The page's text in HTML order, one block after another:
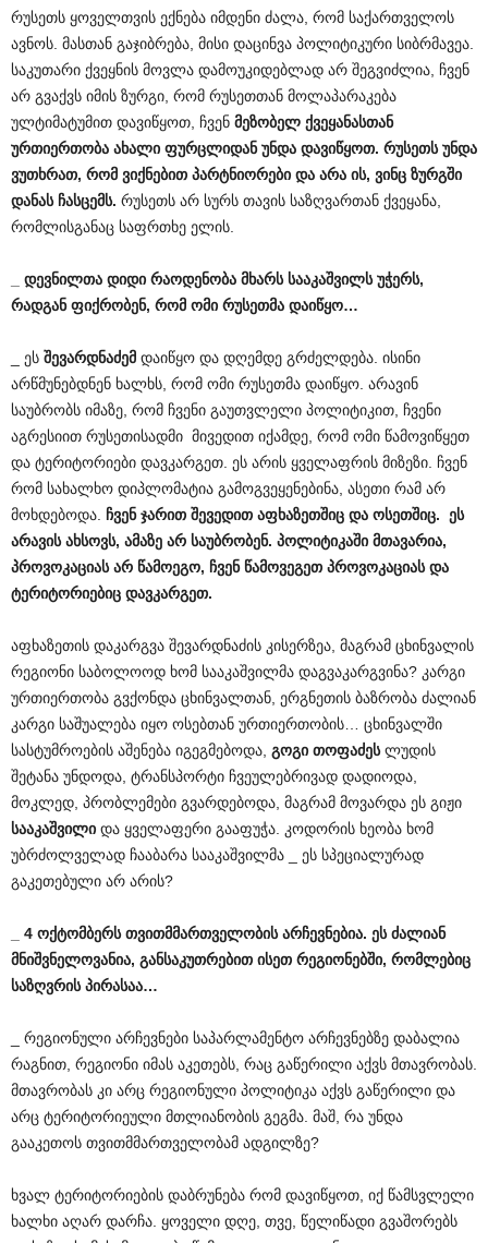
რუსეთს ყოველთვის ექნება იმდენი ძალა, რომ საქართველოს
ავნოს. მასთან გაჯიბრება, მისი დაცინვა პოლიტიკური სიბრმავეა.
საკუთარი ქვეყნის მოვლა დამოუკიდებლად არ შეგვიძლია, ჩვენ
არ გვაქვს იმის ზურგი, რომ რუსეთთან მოლაპარაკება
ულტიმატუმით დავიწყოთ, ჩვენ მეზობელ ქვეყანასთან
ურთიერთობა ახალი ფურცლიდან უნდა დავიწყოთ. რუსეთს უნდა
ვუთხრათ, რომ ვიქნებით პარტნიორები და არა ის, ვინც ზურგში
დანას ჩასცემს. რუსეთს არ სურს თავის საზღვართან ქვეყანა,
რომლისგანაც საფრთხე ელის.
_ დევნილთა დიდი რაოდენობა მხარს სააკაშვილს უჭერს,
რადგან ფიქრობენ, რომ ომი რუსეთმა დაიწყო…
_ ეს შევარდნაძემ დაიწყო და დღემდე გრძელდება. ისინი
არწმუნებდნენ ხალხს, რომ ომი რუსეთმა დაიწყო. არავინ
საუბრობს იმაზე, რომ ჩვენი გაუთვლელი პოლიტიკით, ჩვენი
აგრესიით რუსეთისადმი მივედით იქამდე, რომ ომი წამოვიწყეთ
და ტერიტორიები დავკარგეთ. ეს არის ყველაფრის მიზეზი. ჩვენ
რომ სახალხო დიპლომატია გამოგვეყენებინა, ასეთი რამ არ
მოხდებოდა. ჩვენ ჯარით შევედით აფხაზეთშიც და ოსეთშიც. ეს
არავის ახსოვს, ამაზე არ საუბრობენ. პოლიტიკაში მთავარია,
პროვოკაციას არ წამოეგო, ჩვენ წამოვეგეთ პროვოკაციას და
ტერიტორიებიც დავკარგეთ.
აფხაზეთის დაკარგვა შევარდნაძის კისერზეა, მაგრამ ცხინვალის
რეგიონი საბოლოოდ ხომ სააკაშვილმა დაგვაკარგვინა? კარგი
ურთიერთობა გვქონდა ცხინვალთან, ერგნეთის ბაზრობა ძალიან
კარგი საშუალება იყო ოსებთან ურთიერთობის… ცხინვალში
სასტუმროების აშენება იგეგმებოდა, გოგი თოფაძესლუდის
შეტანა უნდოდა, ტრანსპორტი ჩვეულებრივად დადიოდა,
მოკლედ, პრობლემები გვარდებოდა, მაგრამ მოვარდა ეს გიჟი
სააკაშვილი და ყველაფერი გააფუჭა. კოდორის ხეობა ხომ
უბრძოლველად ჩააბარა სააკაშვილმა _ ეს სპეციალურად
გაკეთებული არ არის?
_ 4 ოქტომბერს თვითმმართველობის არჩევნებია. ეს ძალიან
მნიშვნელოვანია, განსაკუთრებით ისეთ რეგიონებში, რომლებიც
საზღვრის პირასაა…
_ რეგიონული არჩევნები საპარლამენტო არჩევნებზე დაბალია
რაგნით, რეგიონი იმას აკეთებს, რაც გაწერილი აქვს მთავრობას.
მთავრობას კი არც რეგიონული პოლიტიკა აქვს გაწერილი და
არც ტერიტორიეული მთლიანობის გეგმა. მაშ, რა უნდა
გააკეთოს თვითმმართველობამ ადგილზე?
ხვალ ტერიტორიების დაბრუნება რომ დავიწყოთ, იქ წამსვლელი
ხალხი აღარ დარჩა. ყოველი დღე, თვე, წელიწადი გვაშორებს